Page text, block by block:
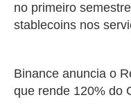
no primeiro
stablecoins nos
Binance anuncia o
que rende 120% do